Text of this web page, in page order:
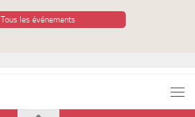
Tous les événements